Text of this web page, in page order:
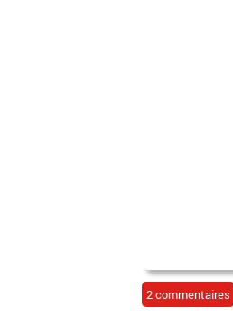
2 commentaires